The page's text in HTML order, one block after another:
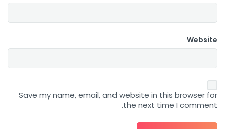
Website
Save my name, email, and website in this browser for
the next time I comment.